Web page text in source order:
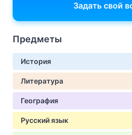
Задать свой
Предметы
История
Литература
География
Русский язык